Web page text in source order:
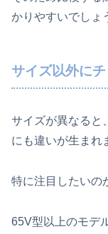
かりやすいでしょ
サイズ以外に
サイズが異なると
にも違いが生まれ
特に注目したいの
65V型以上のモデ